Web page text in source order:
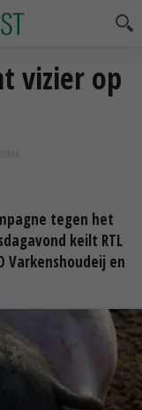
vizier op
tegen het
keilt RTL
Varkenshoudeij en